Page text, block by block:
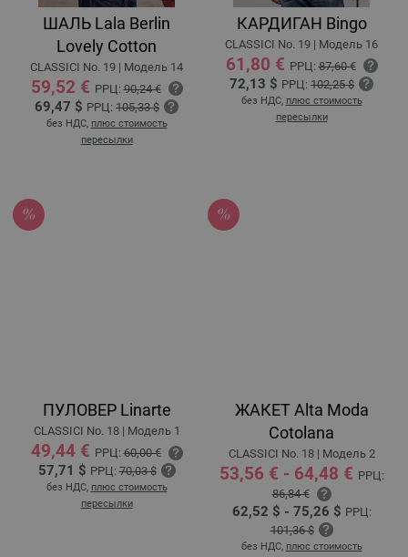
ШАЛЬ Lala Berlin
Lovely Cotton
CLASSICI No. 19 | Модель 14
59,52 € РРЦ:90,24 €
69,47 $ РРЦ: 105,33 $
без НДС, плюс стоимость
пересылки
КАРДИГАН Bingo
CLASSICI No. 19 | Модель 16
61,80 € РРЦ:87,60 €
72,13 $ РРЦ: 102,25 $
без НДС, плюс стоимость
пересылки
ПУЛОВЕР Linarte
CLASSICI No. 18 | Модель 1
49,44 € РРЦ:60,00 €
57,71 $ РРЦ:70,03 $
без НДС, плюс стоимость
пересылки
ЖАКЕТ Alta Moda
Cotolana
CLASSICI No. 18 | Модель 2
53,56 € - 64,48 € РРЦ:
86,84 €
62,52 $ - 75,26 $ РРЦ:
101,36 $
без НДС, плюс стоимость